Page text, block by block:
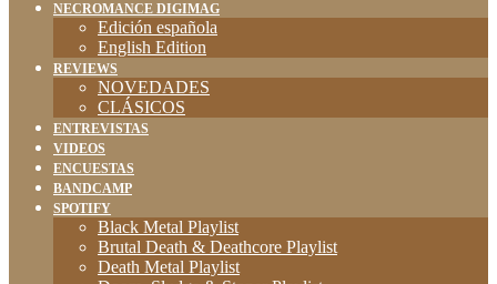
NECROMANCE DIGIMAG
Edición española
English Edition
REVIEWS
NOVEDADES
CLÁSICOS
ENTREVISTAS
VIDEOS
ENCUESTAS
BANDCAMP
SPOTIFY
Black Metal Playlist
Brutal Death & Deathcore Playlist
Death Metal Playlist